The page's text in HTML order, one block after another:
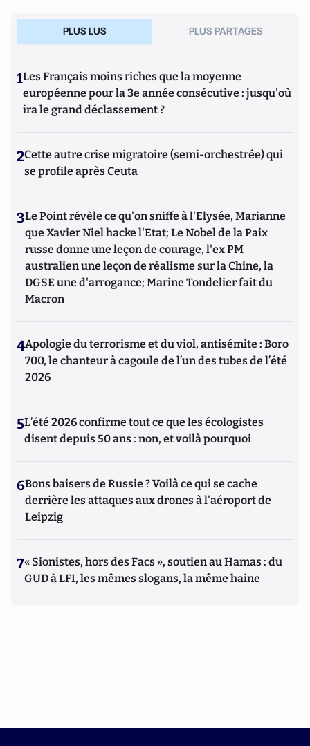
PLUS LUS PLUS PARTAGES
1Les Français moins riches que la moyenne
européenne pour la 3e année consécutive : jusqu'où
ira le grand déclassement ?
2Cette autre crise migratoire (semi-orchestrée) qui
se profile après Ceuta
3Le Point révèle ce qu'on sniffe à l'Elysée, Marianne
que Xavier Niel hacke l'Etat; Le Nobel de la Paix
russe donne une leçon de courage, l'ex PM
australien une leçon de réalisme sur la Chine, la
DGSE une d'arrogance; Marine Tondelier fait du
Macron
4Apologie du terrorisme et du viol, antisémite : Boro
700, le chanteur à cagoule de l’un des tubes de l’été
2026
5L’été 2026 confirme tout ce que les écologistes
disent depuis 50 ans : non, et voilà pourquoi
6Bons baisers de Russie ? Voilà ce qui se cache
derrière les attaques aux drones à l'aéroport de
Leipzig
7« Sionistes, hors des Facs », soutien au Hamas : du
GUD à LFI, les mêmes slogans, la même haine